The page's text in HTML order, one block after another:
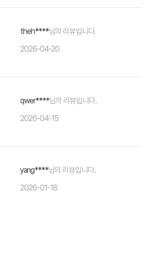
theh****님의 리뷰입니다.
2026-04-20
qwer****님의 리뷰입니다.
2026-04-15
yang****님의 리뷰입니다.
2026-01-18